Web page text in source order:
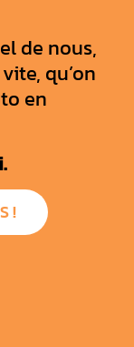
de nous,
qu’on
en
!